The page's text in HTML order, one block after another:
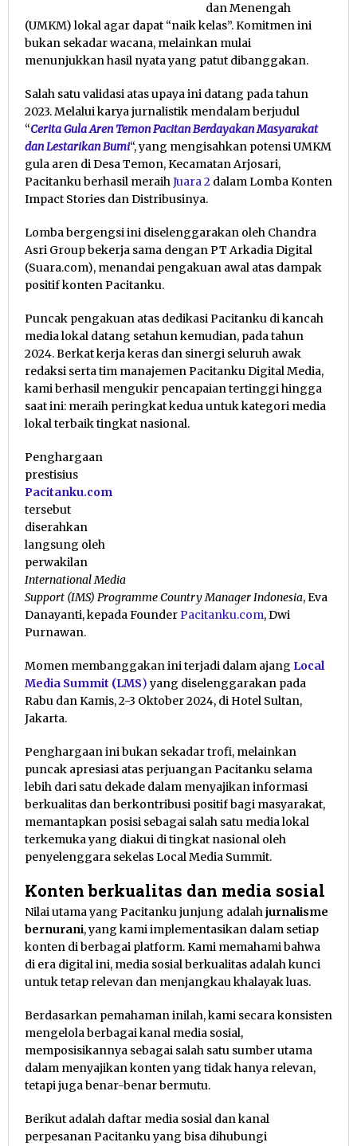
dan Menengah
(UMKM) lokal agar dapat “naik kelas”. Komitmen ini
bukan sekadar wacana, melainkan mulai
menunjukkan hasil nyata yang patut dibanggakan.
Salah satu validasi atas upaya ini datang pada tahun
2023. Melalui karya jurnalistik mendalam berjudul
“Cerita Gula Aren Temon Pacitan Berdayakan Masyarakat
dan Lestarikan Bumi“, yang mengisahkan potensi UMKM
gula aren di Desa Temon, Kecamatan Arjosari,
Pacitanku berhasil meraihJuara 2 dalam Lomba Konten
Impact Stories dan Distribusinya.
Lomba bergengsi ini diselenggarakan oleh Chandra
Asri Group bekerja sama dengan PT Arkadia Digital
(Suara.com), menandai pengakuan awal atas dampak
positif konten Pacitanku.
Puncak pengakuan atas dedikasi Pacitanku di kancah
media lokal datang setahun kemudian, pada tahun
2024. Berkat kerja keras dan sinergi seluruh awak
redaksi serta tim manajemen Pacitanku Digital Media,
kami berhasil mengukir pencapaian tertinggi hingga
saat ini: meraih peringkat kedua untuk kategori media
lokal terbaik tingkat nasional.
Penghargaan
prestisius
Pacitanku.com
tersebut
diserahkan
langsung oleh
perwakilan
International Media
Support (IMS) Programme Country Manager Indonesia, Eva
Danayanti, kepada FounderPacitanku.com, Dwi
Purnawan.
Momen membanggakan ini terjadi dalam ajang Local
Media Summit (LMS)yang diselenggarakan pada
Rabu dan Kamis, 2-3 Oktober 2024, di Hotel Sultan,
Jakarta.
Penghargaan ini bukan sekadar trofi, melainkan
puncak apresiasi atas perjuangan Pacitanku selama
lebih dari satu dekade dalam menyajikan informasi
berkualitas dan berkontribusi positif bagi masyarakat,
memantapkan posisi sebagai salah satu media lokal
terkemuka yang diakui di tingkat nasional oleh
penyelenggara sekelas Local Media Summit.
Konten berkualitas dan media sosial
Nilai utama yang Pacitanku junjung adalahjurnalisme
bernurani, yang kami implementasikan dalam setiap
konten di berbagai platform. Kami memahami bahwa
di era digital ini, media sosial berkualitas adalah kunci
untuk tetap relevan dan menjangkau khalayak luas.
Berdasarkan pemahaman inilah, kami secara konsisten
mengelola berbagai kanal media sosial,
memposisikannya sebagai salah satu sumber utama
dalam menyajikan konten yang tidak hanya relevan,
tetapi juga benar-benar bermutu.
Berikut adalah daftar media sosial dan kanal
perpesanan Pacitanku yang bisa dihubungi